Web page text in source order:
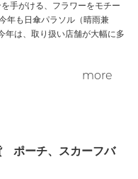
手がける、フラワーをモチー
年も日傘パラソル（晴雨兼
年は、取り扱い店舗が大幅に多
more
ポーチ、スカーフバ